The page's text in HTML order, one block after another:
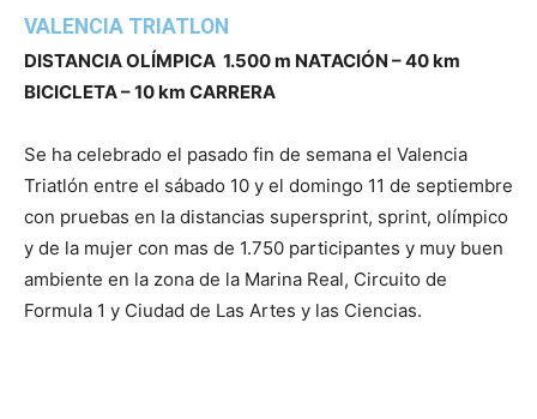
VALENCIA TRIATLON
DISTANCIA OLÍMPICA 1.500 m NATACIÓN – 40 km
BICICLETA – 10 km CARRERA
Se ha celebrado el pasado fin de semana el Valencia
Triatlón entre el sábado 10 y el domingo 11 de septiembre
con pruebas en la distancias supersprint, sprint, olímpico
y de la mujer con mas de 1.750 participantes y muy buen
ambiente en la zona de la Marina Real, Circuito de
Formula 1 y Ciudad de Las Artes y las Ciencias.